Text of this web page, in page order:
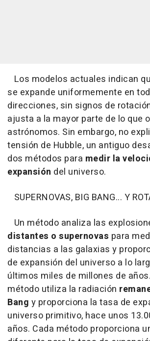
Los modelos actuales indican
se expande uniformemente en
direcciones, sin signos de
ajusta a la mayor parte de lo que
astrónomos. Sin embargo, no
tensión de Hubble, un antiguo
dos métodos para medir la
expansión del universo.
SUPERNOVAS, BIG BANG... Y
Un método analiza las
distantes o supernovas para
distancias a las galaxias y
de expansión del universo a lo
últimos miles de millones de
método utiliza la radiación
Bang y proporciona la tasa de
universo primitivo, hace unos
años. Cada método proporciona